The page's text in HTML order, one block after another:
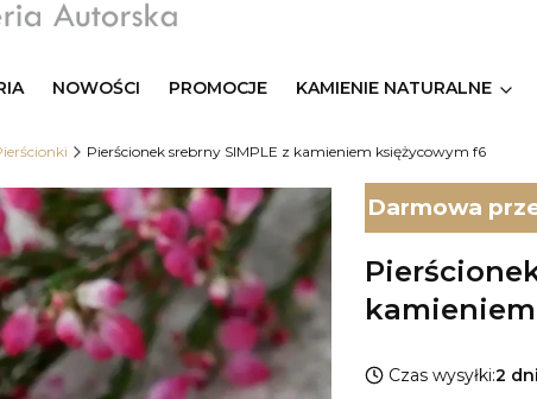
NOWOŚCI PROMOCJE KAMIENIE NATURALNE
Pierścionek srebrny SIMPLE z kamieniem księżycowym f6
Darmowa
Czas wysyłki:2